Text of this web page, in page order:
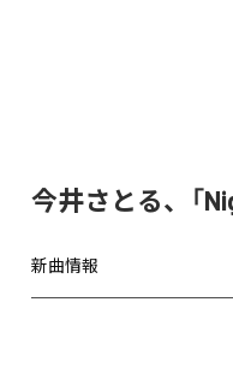
今井さとる、「
新曲情報